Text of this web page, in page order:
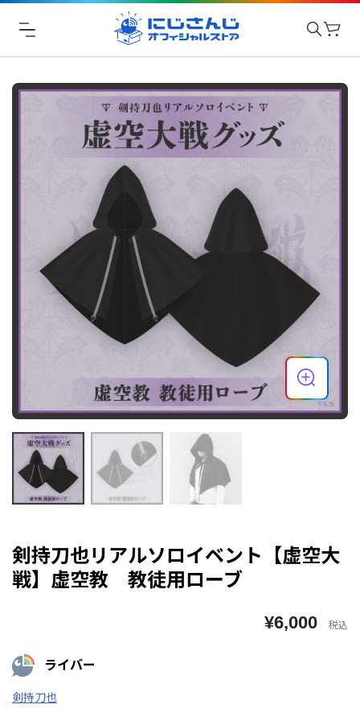
剣持刀也リアルソロイベント【虚空大
戦】虚空教 教徒用ローブ
¥6,000 税込
ライバー
剣持刀也